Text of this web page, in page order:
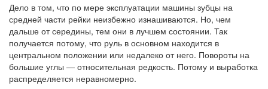
Дело в том, что по мере эксплуатации машины зубцы на
средней части рейки неизбежно изнашиваются. Но, чем
дальше от середины, тем они в лучшем состоянии. Так
получается потому, что руль в основном находится в
центральном положении или недалеко от него. Повороты на
большие углы — относительная редкость. Потому и выработка
распределяется неравномерно.